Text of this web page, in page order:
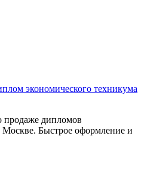
экономического техникума
продаже дипломов
Москве. Быстрое оформление и